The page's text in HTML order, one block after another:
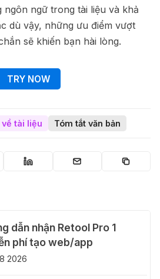
ngữ trong tài liệu và khả
dù vậy, những ưu điểm vượt
sẽ khiến bạn hài lòng.
TRY NOW
tài liệu Tóm tắt văn bản
dẫn nhận Retool Pro 1
phí tạo web/app
2026